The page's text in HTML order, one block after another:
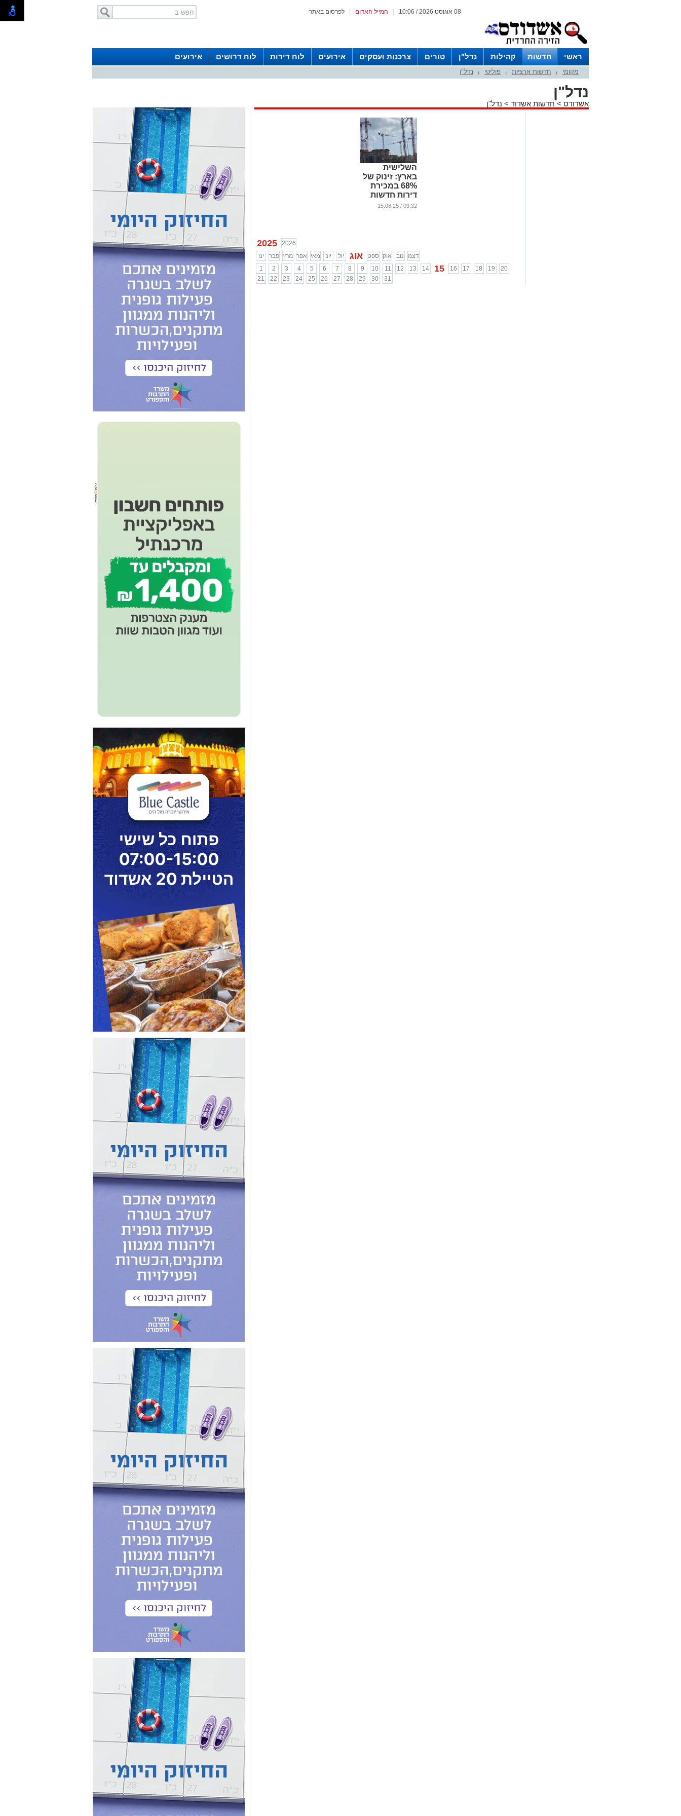
לפרסום באתר המייל האדום 08 אוגוסט 2026 / 10:06
ראשי חדשות קהילות נדל"ן טורים צרכנות ועסקים אירועים לוח דירות לוח דרושים אירועים
מקומי חדשות ארציות פוליטי נדל"ן
נדל"ן
אשדודס > חדשות אשדוד > נדל"ן
השלישית
בארץ: זינוק של
68% במכירת
דירות חדשות
באשדוד
09:32 / 15.08.25
2025
2026
ינו
פבר מרץ אפר מאי יונ יול אוג ספט אוק נוב
דצמ
1
2 3 4 5 6 7 8 9 10 11 12 13 14 15 16 17 18 19
20
21
22 23 24 25 26 27 28 29 30 31